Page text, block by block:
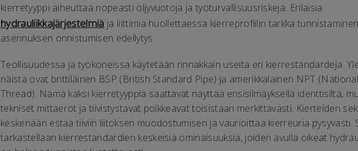
kierretyyppi aiheuttaa nopeasti öljyvuotoja ja työturvallisuusriskejä. Erilaisia
hydrauliikkajärjestelmiä ja liittimiä huollettaessa kierreprofiilin tarkka
asennuksen onnistumisen edellytys.
Teollisuudessa ja työkoneissa käytetään rinnakkain useita eri kierrestandardeja.
näistä ovat brittiläinen BSP (British Standard Pipe) ja amerikkalainen NPT
Thread). Nämä kaksi kierretyyppiä saattavat näyttää ensisilmäyksellä identtisiltä,
tekniset mittaerot ja tiivistystavat poikkeavat toisistaan merkittävästi. Kierteiden
keskenään estää tiiviin liitoksen muodostumisen ja vaurioittaa kierreuria pysyvästi.
tarkastellaan kierrestandardien keskeisiä ominaisuuksia, joiden avulla oikeat